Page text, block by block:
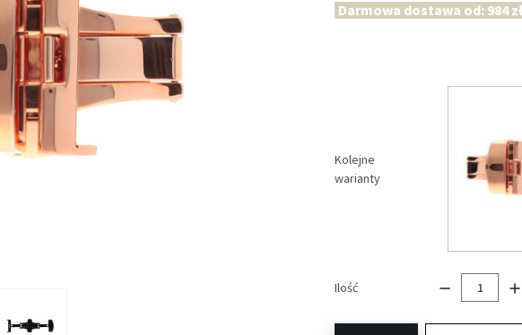
Darmowa dostawa od: 984
Kolejne
warianty
Ilość